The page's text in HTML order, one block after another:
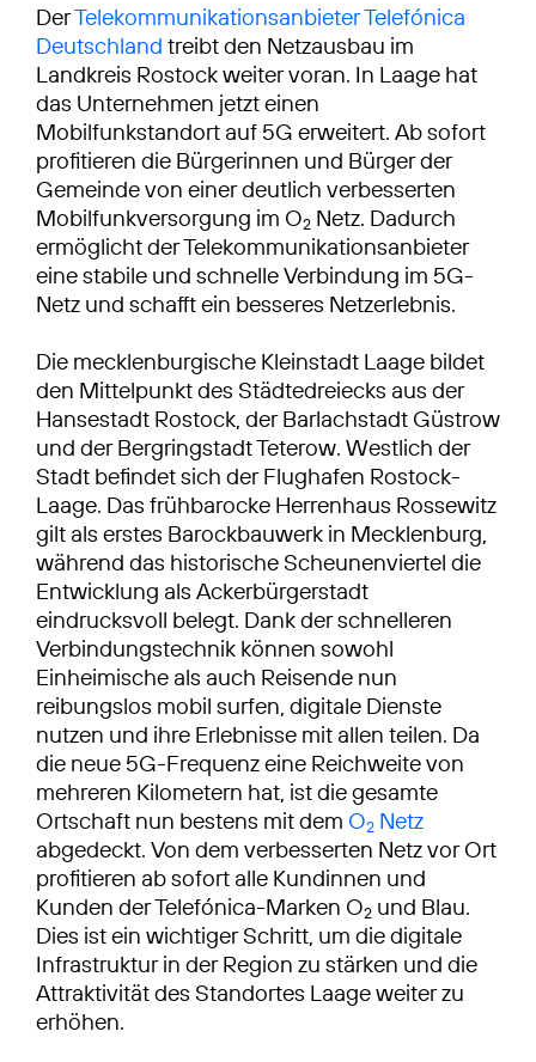
DerTelekommunikationsanbieter Telefónica
Deutschland treibt den Netzausbau im
Landkreis Rostock weiter voran. In Laage hat
das Unternehmen jetzt einen
Mobilfunkstandort auf 5G erweitert. Ab sofort
profitieren die Bürgerinnen und Bürger der
Gemeinde von einer deutlich verbesserten
Mobilfunkversorgung im O2 Netz. Dadurch
ermöglicht der Telekommuni­kationsanbieter
eine stabile und schnelle Verbindung im 5G-
Netz und schafft ein besseres Netzerlebnis.
Die mecklenburgische Kleinstadt Laage bildet
den Mittelpunkt des Städtedreiecks aus der
Hansestadt Rostock, der Barlachstadt Güstrow
und der Bergringstadt Teterow. Westlich der
Stadt befindet sich der Flughafen Rostock-
Laage. Das frühbarocke Herrenhaus Rossewitz
gilt als erstes Barockbauwerk in Mecklenburg,
während das historische Scheunenviertel die
Entwicklung als Ackerbürgerstadt
eindrucksvoll belegt. Dank der schnelleren
Verbindungstechnik können sowohl
Einheimische als auch Reisende nun
reibungslos mobil surfen, digitale Dienste
nutzen und ihre Erlebnisse mit allen teilen. Da
die neue 5G-Frequenz eine Reichweite von
mehreren Kilometern hat, ist die gesamte
Ortschaft nun bestens mit dem O2 Netz
abgedeckt. Von dem verbesserten Netz vor Ort
profitieren ab sofort alle Kundinnen und
Kunden der Telefónica-Marken O2 und Blau.
Dies ist ein wichtiger Schritt, um die digitale
Infrastruktur in der Region zu stärken und die
Attraktivität des Standortes Laage weiter zu
erhöhen.